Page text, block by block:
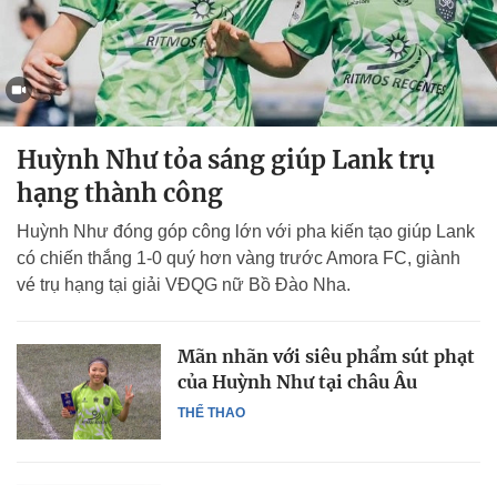
Huỳnh Như tỏa sáng giúp Lank trụ
hạng thành công
Huỳnh Như đóng góp công lớn với pha kiến tạo giúp Lank
có chiến thắng 1-0 quý hơn vàng trước Amora FC, giành
vé trụ hạng tại giải VĐQG nữ Bồ Đào Nha.
THỂ THAO
Mãn nhãn với siêu phẩm sút phạt
của Huỳnh Như tại châu Âu